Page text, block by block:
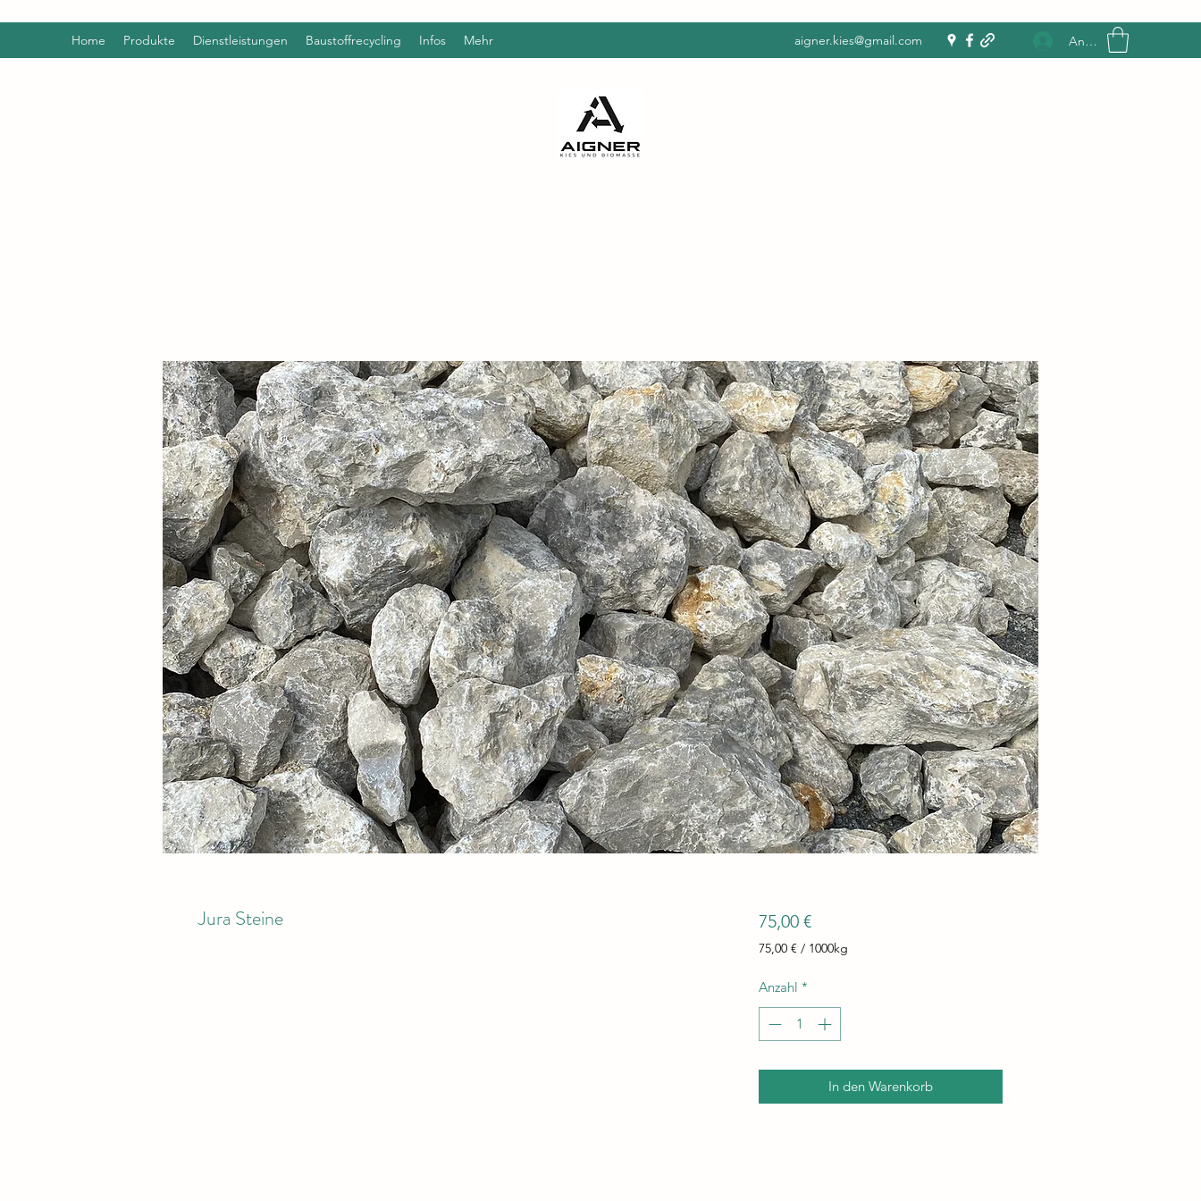
Home Produkte Dienstleistungen Baustoffrecycling Infos Mehr aigner.kies@gmail.com Anmelden
Jura Steine 75,00 €Preis
75,00 € / 1000kg
pro
Kilogramm
Anzahl *
In den Warenkorb